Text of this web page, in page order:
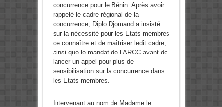
concurrence pour le Bénin. Après avoir
rappelé le cadre régional de la
concurrence, Diplo Djomand a insisté
sur la nécessité pour les Etats membres
de connaître et de maîtriser ledit cadre,
ainsi que le mandat de l’ARCC avant de
lancer un appel pour plus de
sensibilisation sur la concurrence dans
les Etats membres.
Intervenant au nom de Madame le